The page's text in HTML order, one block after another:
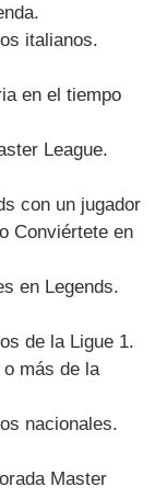
italianos.
en el tiempo
League.
con un jugador
Conviértete en
en Legends.
de la Ligue 1.
más de la
nacionales.
Master